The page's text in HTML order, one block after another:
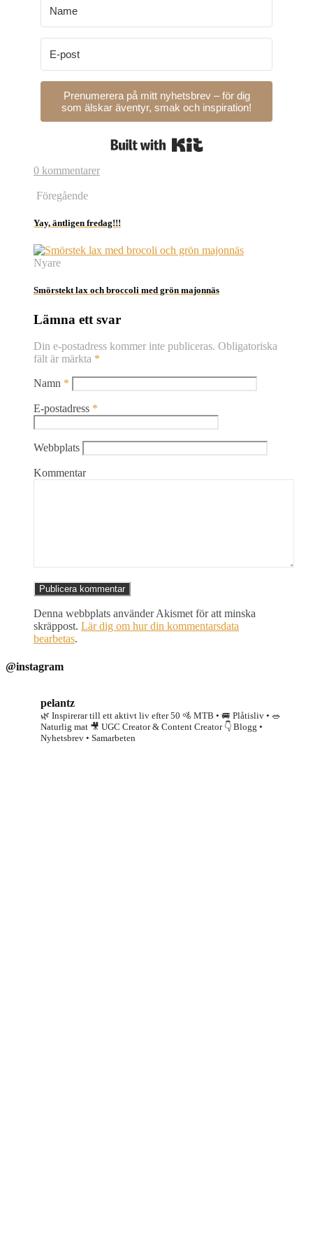
Prenumerera på mitt nyhetsbrev – för dig
som älskar äventyr, smak och inspiration!
0 kommentarer
Föregående
Yay, äntligen fredag!!!
Nyare
Smörstekt lax och broccoli med grön majonnäs
Lämna ett svar
Din e-postadress kommer inte publiceras. Obligatoriska
fält är märkta *
Namn *
E-postadress *
Webbplats
Kommentar
Denna webbplats använder Akismet för att minska
skräppost. Lär dig om hur din kommentarsdata
bearbetas.
@instagram
pelantz
🌿 Inspirerar till ett aktivt liv efter 50 🚵 MTB • 🚐 Plåtisliv • 🥗
Naturlig mat 🎥 UGC Creator & Content Creator👇 Blogg •
Nyhetsbrev • Samarbeten